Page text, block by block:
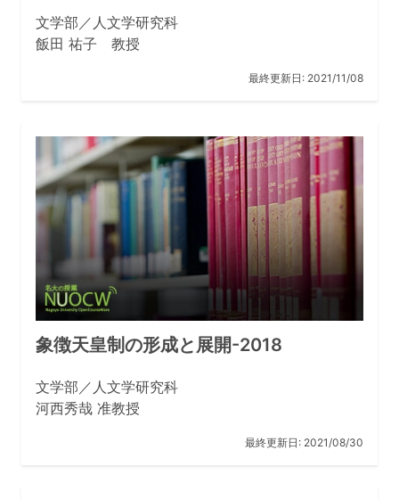
文学部／人文学研究科
飯田 祐子 教授
最終更新日: 2021/11/08
象徴天皇制の形成と展開-2018
文学部／人文学研究科
河西秀哉 准教授
最終更新日: 2021/08/30